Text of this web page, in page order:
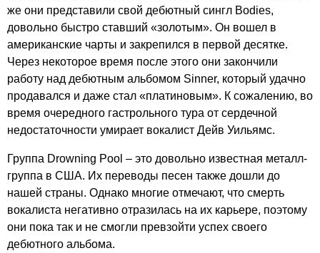
же они представили свой дебютный сингл Bodies,
довольно быстро ставший «золотым». Он вошел в
американские чарты и закрепился в первой десятке.
Через некоторое время после этого они закончили
работу над дебютным альбомом Sinner, который удачно
продавался и даже стал «платиновым». К сожалению, во
время очередного гастрольного тура от сердечной
недостаточности умирает вокалист Дейв Уильямс.
Группа Drowning Pool – это довольно известная металл-
группа в США. Их переводы песен также дошли до
нашей страны. Однако многие отмечают, что смерть
вокалиста негативно отразилась на их карьере, поэтому
они пока так и не смогли превзойти успех своего
дебютного альбома.